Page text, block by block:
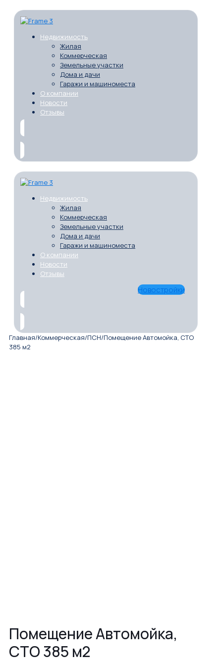
Недвижимость
Жилая
Коммерческая
Земельные участки
Дома и дачи
Гаражи и машиноместа
О компании
Новости
Отзывы
Недвижимость
Жилая
Коммерческая
Земельные участки
Дома и дачи
Гаражи и машиноместа
О компании
Новости
Отзывы
Новостройки
Главная/Коммерческая/ПСН/Помещение Автомойка, СТО
385 м2
Помещение Автомойка,
СТО 385 м2